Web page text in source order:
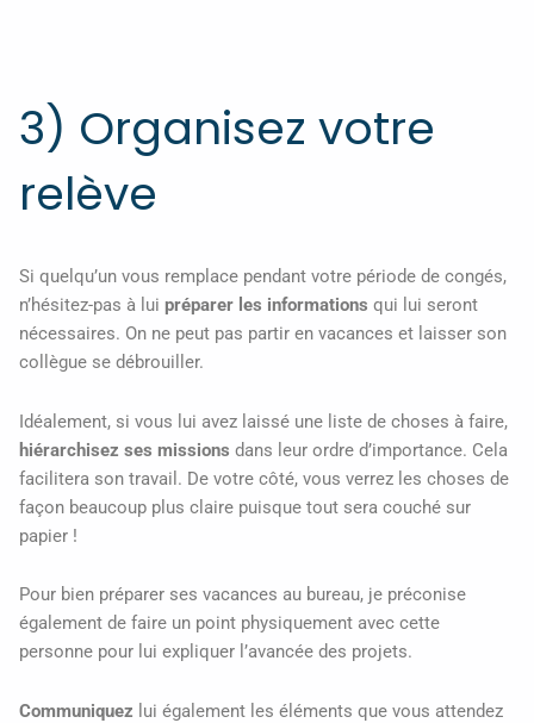
3) Organisez votre
relève
Si quelqu’un vous remplace pendant votre période de congés,
n’hésitez-pas à lui préparer les informations qui lui seront
nécessaires. On ne peut pas partir en vacances et laisser son
collègue se débrouiller.
Idéalement, si vous lui avez laissé une liste de choses à faire,
hiérarchisez ses missions dans leur ordre d’importance. Cela
facilitera son travail. De votre côté, vous verrez les choses de
façon beaucoup plus claire puisque tout sera couché sur
papier !
Pour bien préparer ses vacances au bureau, je préconise
également de faire un point physiquement avec cette
personne pour lui expliquer l’avancée des projets.
Communiquez lui également les éléments que vous attendez